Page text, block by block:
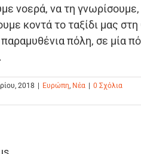
νοερά, να τη
κοντά το ταξίδι μας στη
πόλη, σε μία
2018 Ευρώπη, Νέα 0 Σχόλια